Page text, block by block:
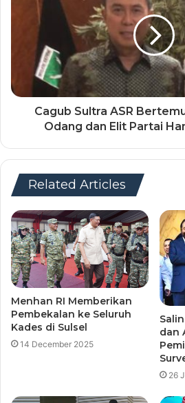
Cagub Sultra ASR
Odang dan Elit Partai
Related Articles
Menhan RI Memberikan
Pembekalan ke Seluruh
Kades di Sulsel
14 December 2025
dan
26